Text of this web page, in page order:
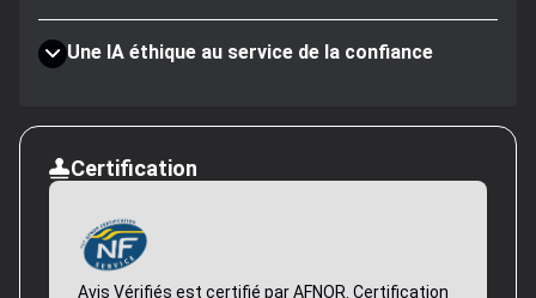
Une IA éthique au service de la confiance
Certification
Avis Vérifiés est certifié par AFNOR. Certification